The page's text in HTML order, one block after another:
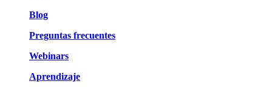
Blog
Preguntas frecuentes
Webinars
Aprendizaje